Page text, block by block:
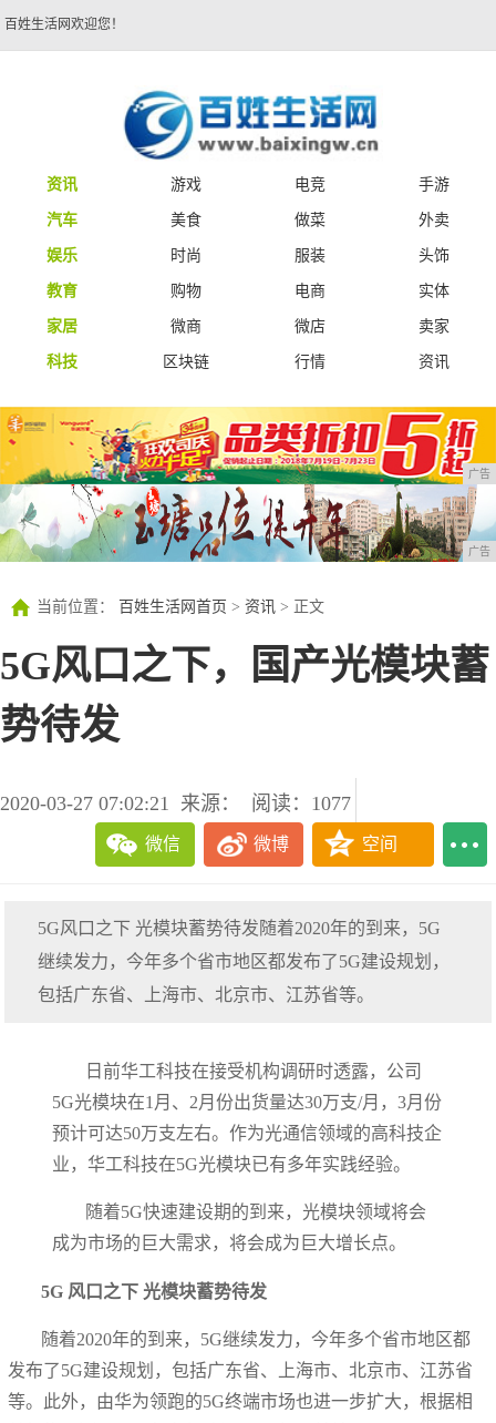
百姓生活网欢迎您！
资讯 游戏 电竞
手游
汽车
美食 做菜
外卖
娱乐
时尚 服装
头饰
教育
购物 电商
实体
家居
微商 微店
卖家
科技
区块链 行情 资讯
广告
广告
当前位置： 百姓生活网首页 > 资讯 > 正文
5G风口之下，国产光模块蓄
势待发
2020-03-27 07:02:21 来源： 阅读：1077
微信 微博 空间
5G风口之下 光模块蓄势待发随着2020年的到来，5G
继续发力，今年多个省市地区都发布了5G建设规划，
包括广东省、上海市、北京市、江苏省等。
日前华工科技在接受机构调研时透露，公司
5G光模块在1月、2月份出货量达30万支/月，3月份
预计可达50万支左右。作为光通信领域的高科技企
业，华工科技在5G光模块已有多年实践经验。
随着5G快速建设期的到来，光模块领域将会
成为市场的巨大需求，将会成为巨大增长点。
5G 风口之下 光模块蓄势待发
随着2020年的到来，5G继续发力，今年多个省市地区都
发布了5G建设规划，包括广东省、上海市、北京市、江苏省
等。此外，由华为领跑的5G终端市场也进一步扩大，根据相